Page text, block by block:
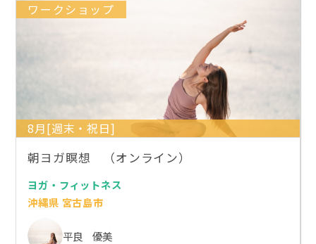
ワークショップ
8月[週末・祝日]
朝ヨガ瞑想 （オンライン）
ヨガ・フィットネス
沖縄県 宮古島市
平良 優美